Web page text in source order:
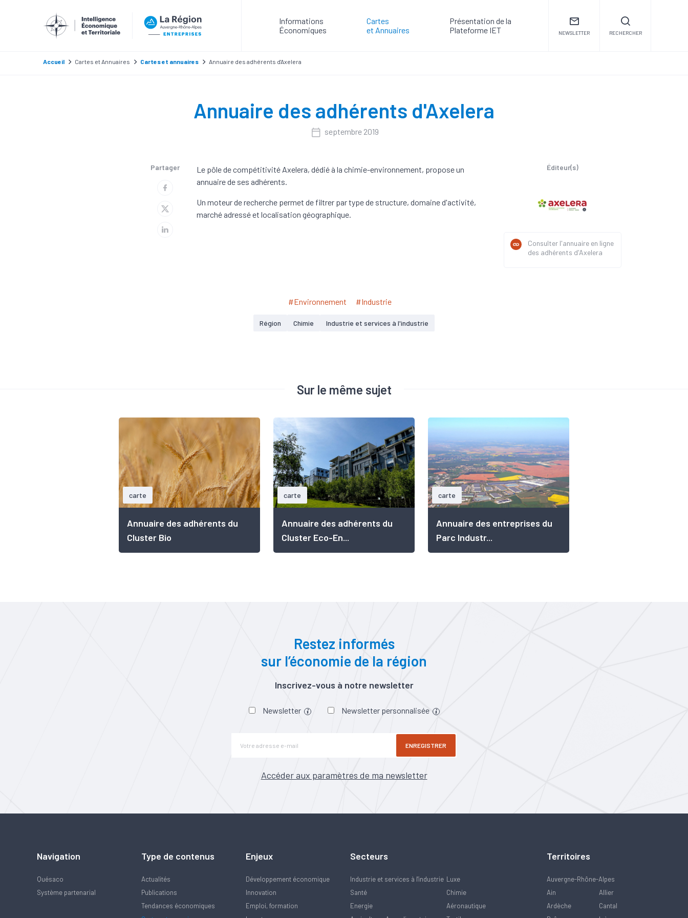
Informations
Économiques
Cartes
et Annuaires
Présentation de la
Plateforme IET
NEWSLETTER RECHERCHER
Accueil Cartes et Annuaires Cartes et annuaires Annuaire des adhérents d'Axelera
Annuaire des adhérents d'Axelera
septembre 2019
Partager
Le pôle de compétitivité Axelera, dédié à la chimie-environnement, propose un
annuaire de ses adhérents.
Un moteur de recherche permet de filtrer par type de structure, domaine d'activité,
marché adressé et localisation géographique.
Éditeur(s)
Consulter l'annuaire en ligne
des adhérents d'Axelera
#Environnement #Industrie
Région Chimie Industrie et services à l'industrie
Sur le même sujet
carte
Annuaire des adhérents du
Cluster Bio
carte
Annuaire des adhérents du
Cluster Eco-En...
carte
Annuaire des entreprises du
Parc Industr...
Restez informés
sur l’économie de la région
Inscrivez-vous à notre newsletter
Newsletter Newsletter personnalisée
ENREGISTRER
Accéder aux paramètres de ma newsletter
Navigation
Quésaco
Système partenarial
Type de contenus
Actualités
Publications
Tendances économiques
Enjeux
Développement économique
Innovation
Emploi, formation
Secteurs
Industrie et services à l'industrie
Santé
Energie
Luxe
Chimie
Aéronautique
Territoires
Auvergne-Rhône-Alpes
Ain
Allier
Ardèche
Cantal